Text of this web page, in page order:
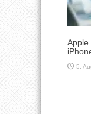
Apple
5.